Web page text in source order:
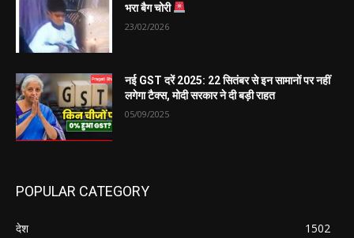
भरा बैग चोरी
23/02/2026
नई GST दरें 2025: 22 सितंबर से इन सामानों पर नहीं
लगेगा टैक्स, मोदी सरकार ने दी बड़ी राहत
05/09/2025
POPULAR CATEGORY
देश
1502